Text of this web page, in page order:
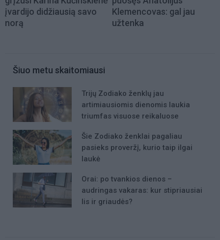
įvardijo didžiausią savo
norą
Klemencovas: gal jau
užtenka
Šiuo metu skaitomiausi
Trijų Zodiako ženklų jau
artimiausiomis dienomis laukia
triumfas visuose reikaluose
Šie Zodiako ženklai pagaliau
pasieks proveržį, kurio taip ilgai
laukė
Orai: po tvankios dienos –
audringas vakaras: kur stipriausiai
lis ir griaudės?